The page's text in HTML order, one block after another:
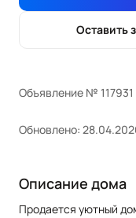
Оставить
Объявление № 117931
Обновлено:
Описание дома
Продается уютный